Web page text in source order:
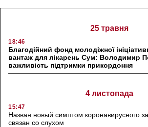
25 травня
18:46
Благодійний фонд молодіжної
вантаж для лікарень Сум: Володимир
важливість підтримки прикордоння
4 листопада
15:47
Назван новый симптом коронавирусного
связан со слухом